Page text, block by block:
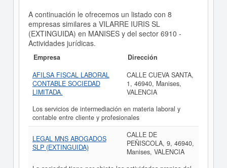
A continuación le ofrecemos un listado con 8
empresas similares a VILARRE IURIS SL
(EXTINGUIDA) en MANISES y del sector 6910 -
Actividades jurídicas.
Empresa
Dirección
AFILSA FISCAL LABORAL
CONTABLE SOCIEDAD
LIMITADA.
CALLE CUEVA SANTA,
1, 46940, Manises,
VALENCIA
Los servicios de intermediación en materia laboral y
contable entre cliente y profesionales
LEGAL MNS ABOGADOS
SLP (EXTINGUIDA)
CALLE DE
PEÑISCOLA, 9, 46940,
Manises, VALENCIA